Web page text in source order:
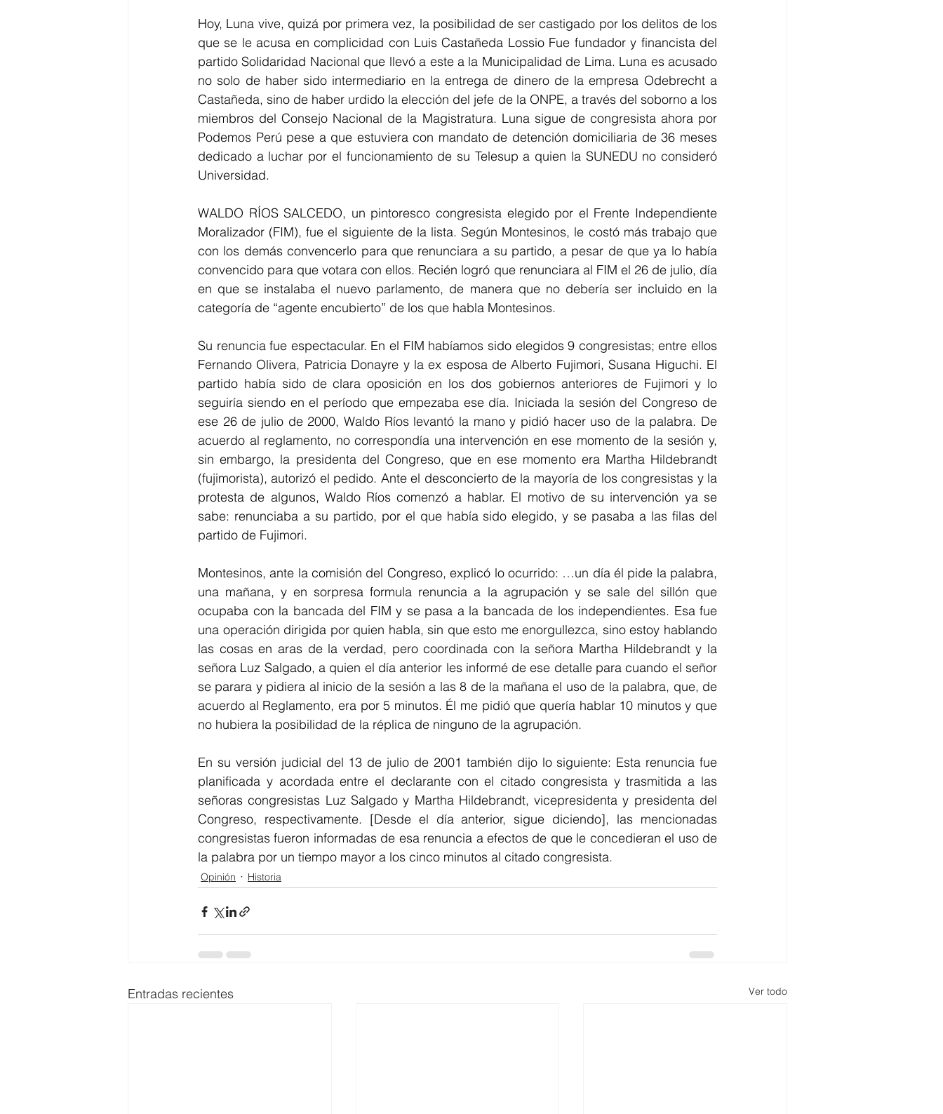
Hoy, Luna vive, quizá por primera vez, la posibilidad de ser castigado por los delitos de los
que se le acusa en complicidad con Luis Castañeda Lossio Fue fundador y financista del
partido Solidaridad Nacional que llevó a este a la Municipalidad de Lima. Luna es acusado
no solo de haber sido intermediario en la entrega de dinero de la empresa Odebrecht a
Castañeda, sino de haber urdido la elección del jefe de la ONPE, a través del soborno a los
miembros del Consejo Nacional de la Magistratura. Luna sigue de congresista ahora por
Podemos Perú pese a que estuviera con mandato de detención domiciliaria de 36 meses
dedicado a luchar por el funcionamiento de su Telesup a quien la SUNEDU no consideró
Universidad.
WALDO RÍOS SALCEDO, un pintoresco congresista elegido por el Frente Independiente
Moralizador (FIM), fue el siguiente de la lista. Según Montesinos, le costó más trabajo que
con los demás convencerlo para que renunciara a su partido, a pesar de que ya lo había
convencido para que votara con ellos. Recién logró que renunciara al FIM el 26 de julio, día
en que se instalaba el nuevo parlamento, de manera que no debería ser incluido en la
categoría de “agente encubierto” de los que habla Montesinos.
Su renuncia fue espectacular. En el FIM habíamos sido elegidos 9 congresistas; entre ellos
Fernando Olivera, Patricia Donayre y la ex esposa de Alberto Fujimori, Susana Higuchi. El
partido había sido de clara oposición en los dos gobiernos anteriores de Fujimori y lo
seguiría siendo en el período que empezaba ese día. Iniciada la sesión del Congreso de
ese 26 de julio de 2000, Waldo Ríos levantó la mano y pidió hacer uso de la palabra. De
acuerdo al reglamento, no correspondía una intervención en ese momento de la sesión y,
sin embargo, la presidenta del Congreso, que en ese momento era Martha Hildebrandt
(fujimorista), autorizó el pedido. Ante el desconcierto de la mayoría de los congresistas y la
protesta de algunos, Waldo Ríos comenzó a hablar. El motivo de su intervención ya se
sabe: renunciaba a su partido, por el que había sido elegido, y se pasaba a las filas del
partido de Fujimori.
Montesinos, ante la comisión del Congreso, explicó lo ocurrido: …un día él pide la palabra,
una mañana, y en sorpresa formula renuncia a la agrupación y se sale del sillón que
ocupaba con la bancada del FIM y se pasa a la bancada de los independientes. Esa fue
una operación dirigida por quien habla, sin que esto me enorgullezca, sino estoy hablando
las cosas en aras de la verdad, pero coordinada con la señora Martha Hildebrandt y la
señora Luz Salgado, a quien el día anterior les informé de ese detalle para cuando el señor
se parara y pidiera al inicio de la sesión a las 8 de la mañana el uso de la palabra, que, de
acuerdo al Reglamento, era por 5 minutos. Él me pidió que quería hablar 10 minutos y que
no hubiera la posibilidad de la réplica de ninguno de la agrupación.
En su versión judicial del 13 de julio de 2001 también dijo lo siguiente: Esta renuncia fue
planificada y acordada entre el declarante con el citado congresista y trasmitida a las
señoras congresistas Luz Salgado y Martha Hildebrandt, vicepresidenta y presidenta del
Congreso, respectivamente. [Desde el día anterior, sigue diciendo], las mencionadas
congresistas fueron informadas de esa renuncia a efectos de que le concedieran el uso de
la palabra por un tiempo mayor a los cinco minutos al citado congresista.
Opinión Historia
Entradas recientes Ver todo